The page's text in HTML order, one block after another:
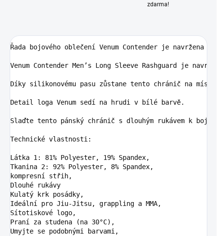
zdarma!
Řada bojového oblečení Venum Contender je
Venum Contender Men’s Long Sleeve Rashguard je
Díky silikonovému pasu zůstane tento chránič na
Detail loga Venum sedí na hrudi v bílé barvě.
Slaďte tento pánský chránič s dlouhým rukávem k
Technické vlastnosti:
Látka 1: 81% Polyester, 19% Spandex,
Tkanina 2: 92% Polyester, 8% Spandex,
kompresní střih,
Dlouhé rukávy
Kulatý krk posádky,
Ideální pro Jiu-Jitsu, grappling a MMA,
Sítotiskové logo,
Praní za studena (na 30°C),
Umyjte se podobnými barvami,